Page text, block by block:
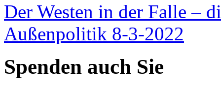
Der Westen in der Falle –
Außenpolitik 8-3-2022
Spenden auch Sie